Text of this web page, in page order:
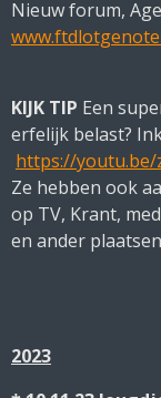
Nieuw forum,
KIJK TIP Een
erfelijk belast?
https://youtu.be/
Ze hebben ook
op TV, Krant,
en ander
2023